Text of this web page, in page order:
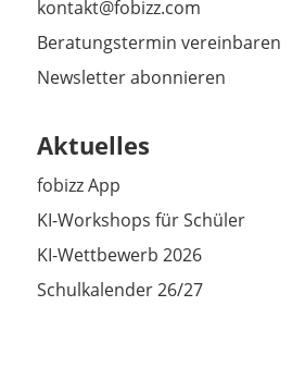
kontakt@fobizz.com
Beratungstermin vereinbaren
Newsletter abonnieren
Aktuelles
fobizz App
KI-Workshops für Schüler
KI-Wettbewerb 2026
Schulkalender 26/27